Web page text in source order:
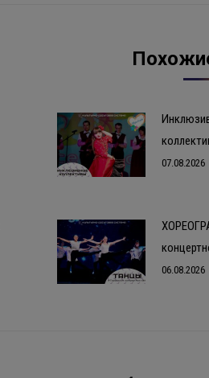
07.08.2026
06.08.2026